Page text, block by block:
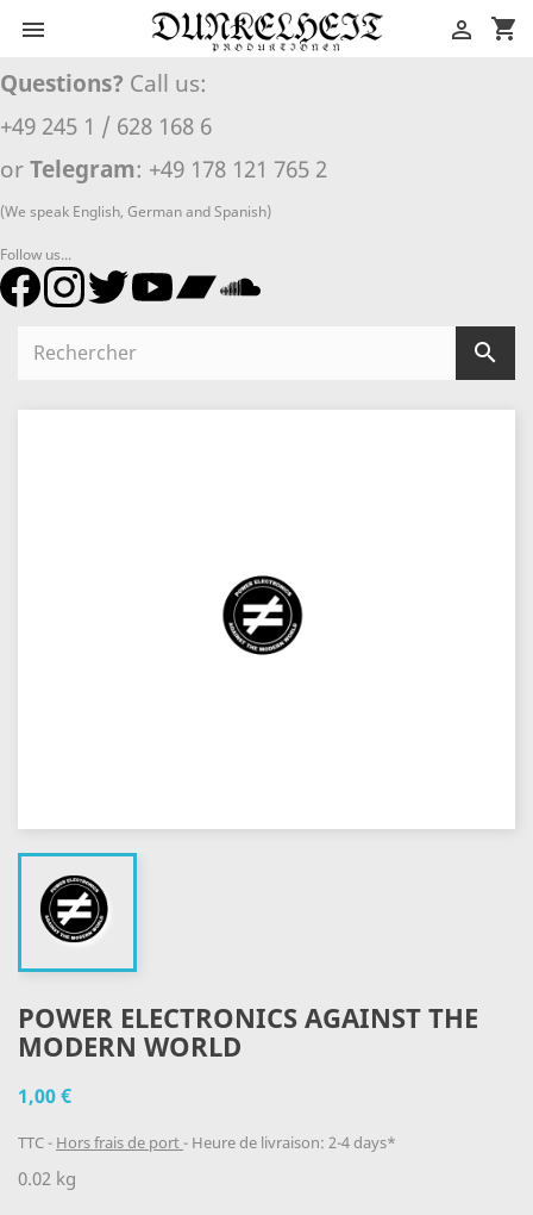
 shopping_cart

Questions? Call us:
+49 245 1 / 628 168 6
or Telegram: +49 178 121 765 2
(We speak English, German and Spanish)
Follow us...

POWER ELECTRONICS AGAINST THE
MODERN WORLD
1,00 €
TTC Hors frais de port Heure de livraison: 2-4 days*
0.02 kg